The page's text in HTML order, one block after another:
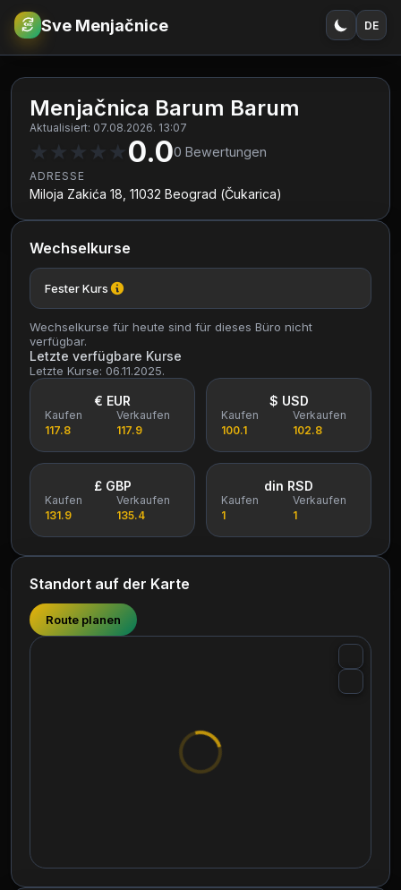
€RSD Sve Menjačnice DE
Menjačnica Barum Barum
Aktualisiert: 07.08.2026. 13:07
★ ★ ★ ★ ★0.00 Bewertungen
ADRESSE
Miloja Zakića 18, 11032 Beograd (Čukarica)
Wechselkurse
Fester Kurs
Wechselkurse für heute sind für dieses Büro nicht
verfügbar.
Letzte verfügbare Kurse
Letzte Kurse: 06.11.2025.
€ EUR
Kaufen
117.8
Verkaufen
117.9
$ USD
Kaufen
100.1
Verkaufen
102.8
£ GBP
Kaufen
131.9
Verkaufen
135.4
din RSD
Kaufen
1
Verkaufen
1
Standort auf der Karte
Route planen